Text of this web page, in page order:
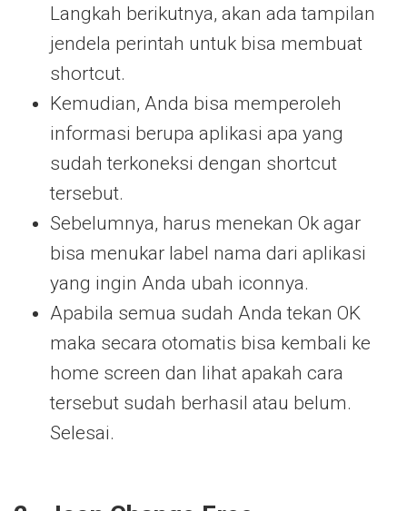
Langkah berikutnya, akan ada tampilan
jendela perintah untuk bisa membuat
shortcut.
Kemudian, Anda bisa memperoleh
informasi berupa aplikasi apa yang
sudah terkoneksi dengan shortcut
tersebut.
Sebelumnya, harus menekan Ok agar
bisa menukar label nama dari aplikasi
yang ingin Anda ubah iconnya.
Apabila semua sudah Anda tekan OK
maka secara otomatis bisa kembali ke
home screen dan lihat apakah cara
tersebut sudah berhasil atau belum.
Selesai.